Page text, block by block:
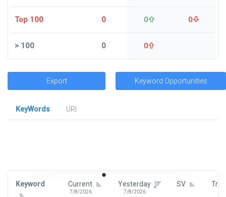
Top 100 0 0 0
>100 0 0
Export Keyword Opportunities
KeyWords
URl
Keyword Current
7/8/2026
Yesterday
7/8/2026
SV